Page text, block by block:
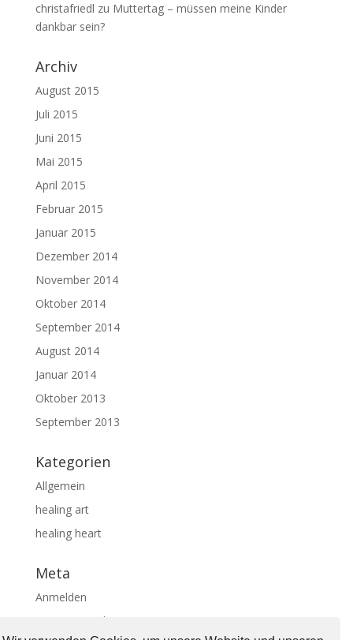
christafriedl zu Muttertag – müssen meine Kinder
dankbar sein?
Archiv
August 2015
Juli 2015
Juni 2015
Mai 2015
April 2015
Februar 2015
Januar 2015
Dezember 2014
November 2014
Oktober 2014
September 2014
August 2014
Januar 2014
Oktober 2013
September 2013
Kategorien
Allgemein
healing art
healing heart
Meta
Anmelden
Eintrags-Feed